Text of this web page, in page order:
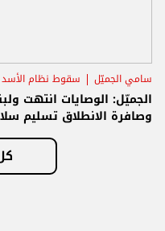
سامي الجميّل سقوط نظام الأسد
الجميّل: الوصايات انتهت
وصافرة الانطلاق تسليم